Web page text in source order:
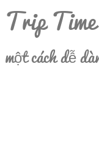
Trip
một cách dễ